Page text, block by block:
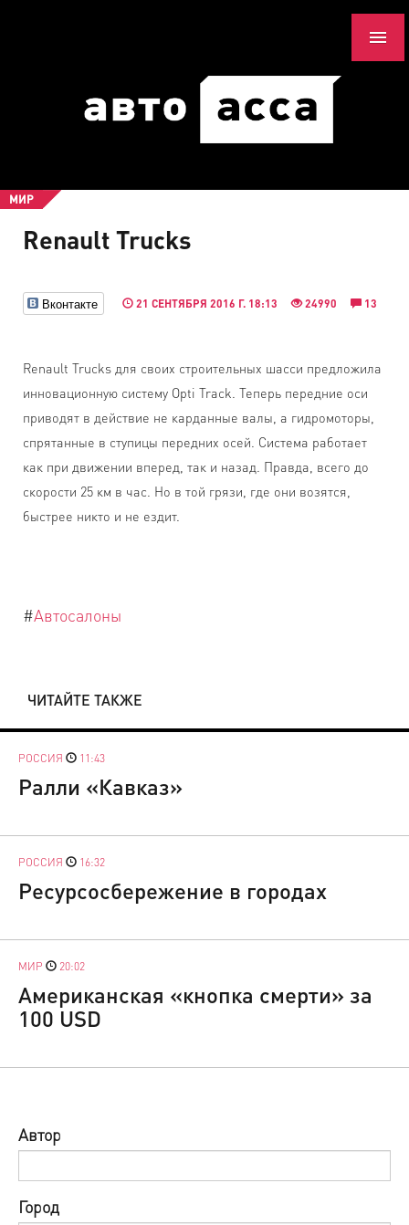
МИР
Renault Trucks
Вконтакте 21 СЕНТЯБРЯ 2016 Г. 18:13 24990 13
Renault Trucks для своих строительных шасси предложила
инновационную систему Opti Track. Теперь передние оси
приводят в действие не карданные валы, а гидромоторы,
спрятанные в ступицы передних осей. Система работает
как при движении вперед, так и назад. Правда, всего до
скорости 25 км в час. Но в той грязи, где они возятся,
быстрее никто и не ездит.
#Автосалоны
ЧИТАЙТЕ ТАКЖЕ
РОССИЯ 11:43
Ралли «Кавказ»
РОССИЯ 16:32
Ресурсосбережение в городах
МИР 20:02
Американская «кнопка смерти» за
100 USD
Автор
Город